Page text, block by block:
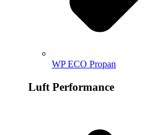
WP ECO Propan
Luft Performance